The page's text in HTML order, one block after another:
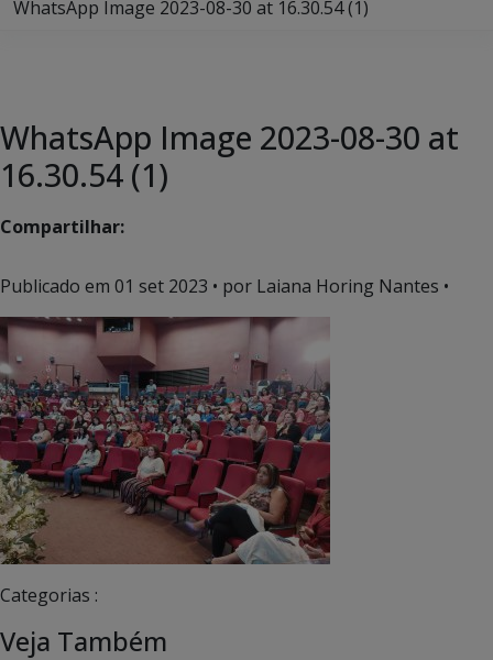
WhatsApp Image 2023-08-30 at 16.30.54 (1)
WhatsApp Image 2023-08-30 at
16.30.54 (1)
Compartilhar:
Publicado em 01 set 2023 • por Laiana Horing Nantes •
Categorias :
Veja Também